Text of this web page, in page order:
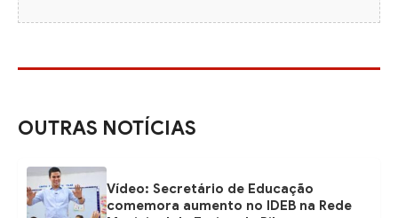
OUTRAS NOTÍCIAS
Vídeo: Secretário de Educação
comemora aumento no IDEB na Rede